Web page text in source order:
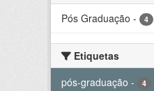
Pós Graduação - 4
Etiquetas
pós-graduação - 4